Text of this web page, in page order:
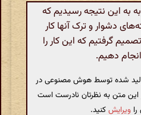
این نتیجه رسیدیم که
دشوار و ترک آنها کار
گرفتیم که این کار را
دهیم.
شده توسط هوش مصنوعی در
این متن به نظرتان نادرست است
ویرایشکنید.